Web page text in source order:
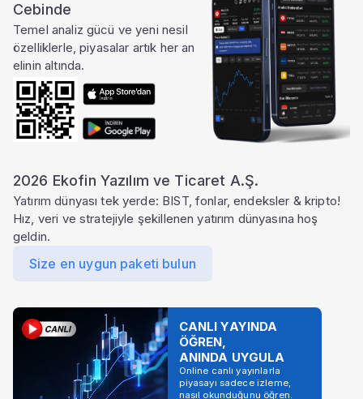
Cebinde
Temel analiz gücü ve yeni nesil
özelliklerle, piyasalar artık her an
elinin altında.
2026 Ekofin Yazılım ve Ticaret A.Ş.
Yatırım dünyası tek yerde: BIST, fonlar, endeksler & kripto!
Hız, veri ve stratejiyle şekillenen yatırım dünyasına hoş
geldin.
Size en uygun paketi bulun
CANLI YAYINDA
ÖĞREN,
ANINDA UYGULA
Online canlı yayınlarla
piyasayı sadece izleme,
nasıl okunduğunu öğren.